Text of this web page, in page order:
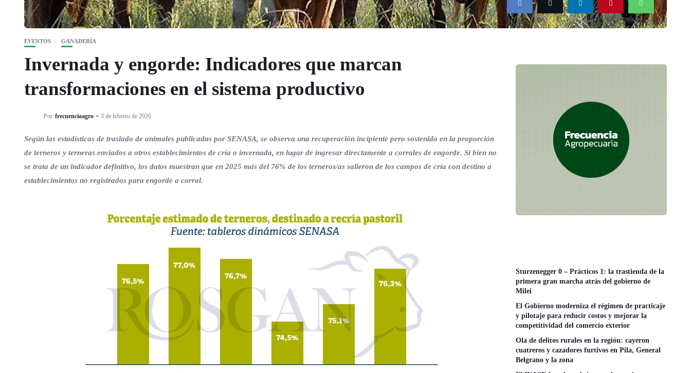
EVENTOS GANADERÍA
Invernada y engorde: Indicadores que marcan
transformaciones en el sistema productivo
Por frecuenciaagro 3 de febrero de 2026
Según las estadísticas de traslado de animales publicadas por SENASA, se observa una recuperación incipiente pero sostenida en la proporción
de terneros y terneras enviados a otros establecimientos de cría o invernada, en lugar de ingresar directamente a corrales de engorde. Si bien no
se trata de un indicador definitivo, los datos muestran que en 2025 más del 76% de los terneros/as salieron de los campos de cría con destino a
establecimientos no registrados para engorde a corral.
Sturzenegger 0 – Prácticos 1: la trastienda de la
primera gran marcha atrás del gobierno de
Milei
El Gobierno moderniza el régimen de practicaje
y pilotaje para reducir costos y mejorar la
competitividad del comercio exterior
Ola de delitos rurales en la región: cayeron
cuatreros y cazadores furtivos en Pila, General
Belgrano y la zona